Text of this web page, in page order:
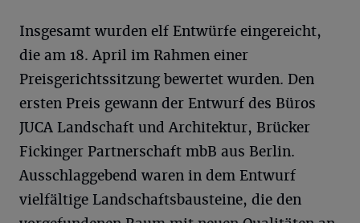
Insgesamt wurden elf Entwürfe eingereicht,
die am 18. April im Rahmen einer
Preisgerichtssitzung bewertet wurden. Den
ersten Preis gewann der Entwurf des Büros
JUCA Landschaft und Architektur, Brücker
Fickinger Partnerschaft mbB aus Berlin.
Ausschlaggebend waren in dem Entwurf
vielfältige Landschaftsbausteine, die den